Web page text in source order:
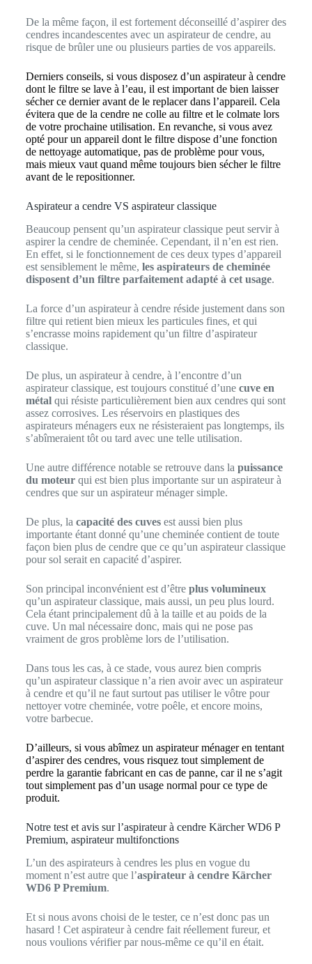
De la même façon, il est fortement déconseillé d’aspirer des
cendres incandescentes avec un aspirateur de cendre, au
risque de brûler une ou plusieurs parties de vos appareils.
Derniers conseils, si vous disposez d’un aspirateur à cendre
dont le filtre se lave à l’eau, il est important de bien laisser
sécher ce dernier avant de le replacer dans l’appareil. Cela
évitera que de la cendre ne colle au filtre et le colmate lors
de votre prochaine utilisation. En revanche, si vous avez
opté pour un appareil dont le filtre dispose d’une fonction
de nettoyage automatique, pas de problème pour vous,
mais mieux vaut quand même toujours bien sécher le filtre
avant de le repositionner.
Aspirateur a cendre VS aspirateur classique
Beaucoup pensent qu’un aspirateur classique peut servir à
aspirer la cendre de cheminée. Cependant, il n’en est rien.
En effet, si le fonctionnement de ces deux types d’appareil
est sensiblement le même, les aspirateurs de cheminée
disposent d’un filtre parfaitement adapté à cet usage.
La force d’un aspirateur à cendre réside justement dans son
filtre qui retient bien mieux les particules fines, et qui
s’encrasse moins rapidement qu’un filtre d’aspirateur
classique.
De plus, un aspirateur à cendre, à l’encontre d’un
aspirateur classique, est toujours constitué d’une cuve en
métalqui résiste particulièrement bien aux cendres qui sont
assez corrosives. Les réservoirs en plastiques des
aspirateurs ménagers eux ne résisteraient pas longtemps, ils
s’abîmeraient tôt ou tard avec une telle utilisation.
Une autre différence notable se retrouve dans la puissance
du moteur qui est bien plus importante sur un aspirateur à
cendres que sur un aspirateur ménager simple.
De plus, la capacité des cuvesest aussi bien plus
importante étant donné qu’une cheminée contient de toute
façon bien plus de cendre que ce qu’un aspirateur classique
pour sol serait en capacité d’aspirer.
Son principal inconvénient est d’être plus volumineux
qu’un aspirateur classique, mais aussi, un peu plus lourd.
Cela étant principalement dû à la taille et au poids de la
cuve. Un mal nécessaire donc, mais qui ne pose pas
vraiment de gros problème lors de l’utilisation.
Dans tous les cas, à ce stade, vous aurez bien compris
qu’un aspirateur classique n’a rien avoir avec un aspirateur
à cendre et qu’il ne faut surtout pas utiliser le vôtre pour
nettoyer votre cheminée, votre poêle, et encore moins,
votre barbecue.
D’ailleurs, si vous abîmez un aspirateur ménager en tentant
d’aspirer des cendres, vous risquez tout simplement de
perdre la garantiefabricant en cas de panne, car il ne s’agit
tout simplement pas d’un usage normal pour ce type de
produit.
Notre test et avis sur l’aspirateur à cendre Kärcher WD6 P
Premium, aspirateur multifonctions
L’un des aspirateurs à cendres les plus en vogue du
moment n’est autre que l’aspirateur à cendre Kärcher
WD6 P Premium.
Et si nous avons choisi de le tester, ce n’est donc pas un
hasard ! Cet aspirateur à cendre fait réellement fureur, et
nous voulions vérifier par nous-même ce qu’il en était.